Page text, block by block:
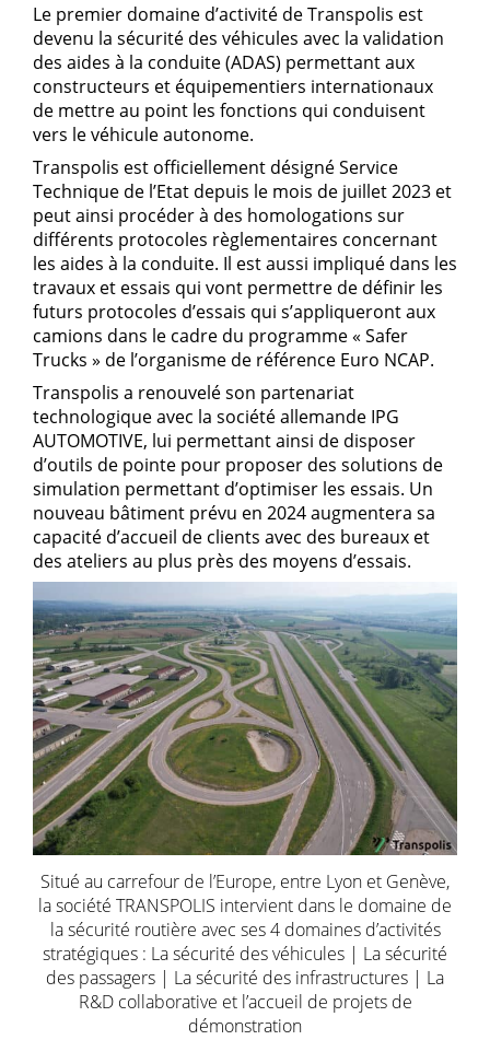
Le premier domaine d’activité de Transpolis est
devenu la sécurité des véhicules avec la validation
des aides à la conduite (ADAS) permettant aux
constructeurs et équipementiers internationaux
de mettre au point les fonctions qui conduisent
vers le véhicule autonome.
Transpolis est officiellement désigné Service
Technique de l’Etat depuis le mois de juillet 2023 et
peut ainsi procéder à des homologations sur
différents protocoles règlementaires concernant
les aides à la conduite. Il est aussi impliqué dans les
travaux et essais qui vont permettre de définir les
futurs protocoles d’essais qui s’appliqueront aux
camions dans le cadre du programme « Safer
Trucks » de l’organisme de référence Euro NCAP.
Transpolis a renouvelé son partenariat
technologique avec la société allemande IPG
AUTOMOTIVE, lui permettant ainsi de disposer
d’outils de pointe pour proposer des solutions de
simulation permettant d’optimiser les essais. Un
nouveau bâtiment prévu en 2024 augmentera sa
capacité d’accueil de clients avec des bureaux et
des ateliers au plus près des moyens d’essais.
Situé au carrefour de l’Europe, entre Lyon et Genève,
la société TRANSPOLIS intervient dans le domaine de
la sécurité routière avec ses 4 domaines d’activités
stratégiques : La sécurité des véhicules | La sécurité
des passagers | La sécurité des infrastructures | La
R&D collaborative et l’accueil de projets de
démonstration